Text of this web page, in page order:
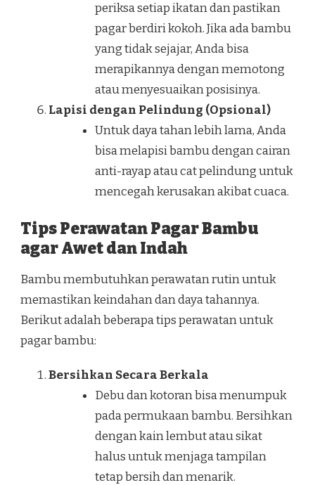
periksa setiap ikatan dan pastikan
pagar berdiri kokoh. Jika ada bambu
yang tidak sejajar, Anda bisa
merapikannya dengan memotong
atau menyesuaikan posisinya.
Lapisi dengan Pelindung (Opsional)
Untuk daya tahan lebih lama, Anda
bisa melapisi bambu dengan cairan
anti-rayap atau cat pelindung untuk
mencegah kerusakan akibat cuaca.
Tips Perawatan Pagar Bambu
agar Awet dan Indah
Bambu membutuhkan perawatan rutin untuk
memastikan keindahan dan daya tahannya.
Berikut adalah beberapa tips perawatan untuk
pagar bambu:
Bersihkan Secara Berkala
Debu dan kotoran bisa menumpuk
pada permukaan bambu. Bersihkan
dengan kain lembut atau sikat
halus untuk menjaga tampilan
tetap bersih dan menarik.